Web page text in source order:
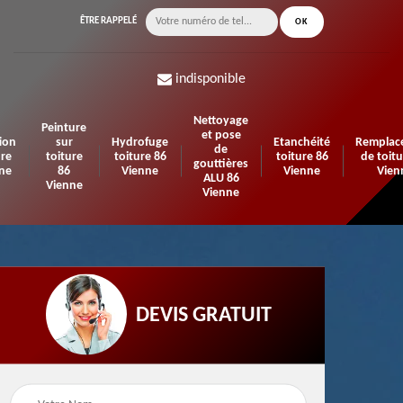
ÊTRE RAPPELÉ
indisponible
Peinture
sur
toiture
86
Vienne
Hydrofuge
toiture 86
Vienne
Nettoyage
et pose
de
gouttières
ALU 86
Vienne
Etanchéité
toiture 86
Vienne
de
de
Urgence fuite de
Travaux d'isolation 86
DEVIS GRATUIT